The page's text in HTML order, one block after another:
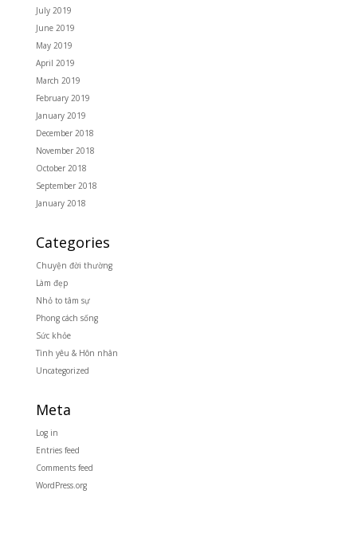
July 2019
June 2019
May 2019
April 2019
March 2019
February 2019
January 2019
December 2018
November 2018
October 2018
September 2018
January 2018
Categories
Chuyện đời thường
Làm đẹp
Nhỏ to tâm sự
Phong cách sống
Sức khỏe
Tình yêu & Hôn nhân
Uncategorized
Meta
Log in
Entries feed
Comments feed
WordPress.org